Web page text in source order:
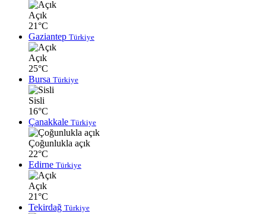
Açık
21°C
Gaziantep Türkiye
Açık
25°C
Bursa Türkiye
Sisli
16°C
Çanakkale Türkiye
Çoğunlukla açık
22°C
Edirne Türkiye
Açık
21°C
Tekirdağ Türkiye